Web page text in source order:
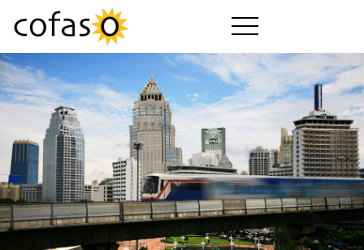
Ürünler
Hizmetler
Satın Al
Sektörler
Kurumsal